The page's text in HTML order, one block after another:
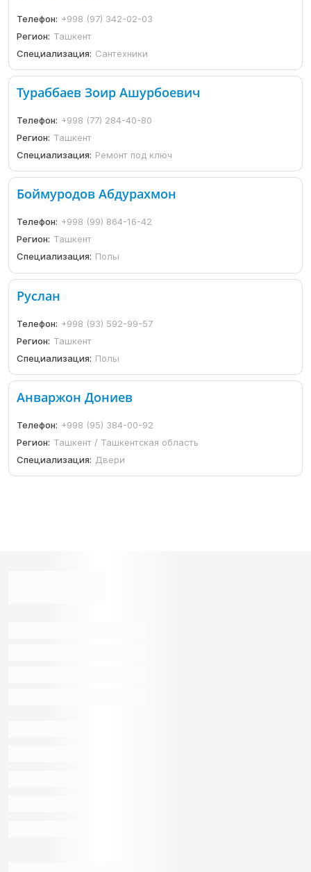
Телефон: +998 (97) 342-02-03
Регион: Ташкент
Специализация: Сантехники
Тураббаев Зоир Ашурбоевич
Телефон: +998 (77) 284-40-80
Регион: Ташкент
Специализация: Ремонт под ключ
Боймуродов Абдурахмон
Телефон: +998 (99) 864-16-42
Регион: Ташкент
Специализация: Полы
Руслан
Телефон: +998 (93) 592-99-57
Регион: Ташкент
Специализация: Полы
Анваржон Дониев
Телефон: +998 (95) 384-00-92
Регион: Ташкент / Ташкентская область
Специализация: Двери